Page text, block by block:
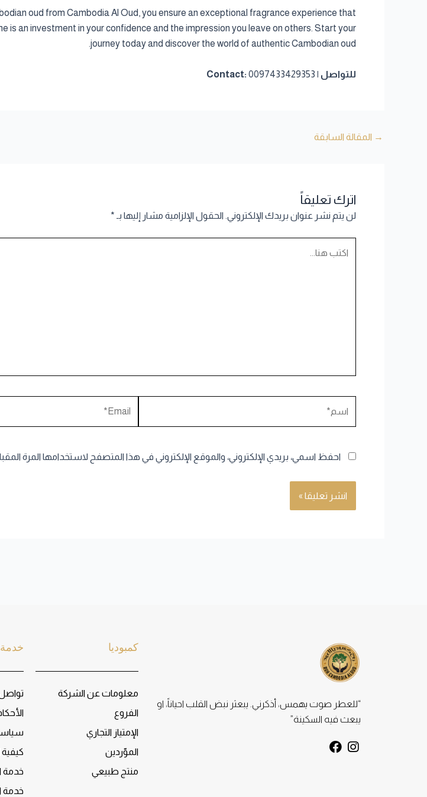
oud from Cambodia Al Oud, you ensure an exceptional fragrance experience that
is an investment in your confidence and the impression you leave on others. Start your
journey today and discover the world of authentic Cambodian oud.
للتواصل | Contact: 0097433429353
→ المقالة السابقة
اترك تعليقاً
لن يتم نشر عنوان بريدك الإلكتروني. الحقول الإلزامية مشار إليها بـ *
هنا...
احفظ اسمي، بريدي الإلكتروني، والموقع الإلكتروني في هذا المتصفح لاستخدامها المرة
“للعطر صوت يهمس، أذكرني. يبعثر نبض القلب احياناً، او
يبعث فيه السكينة”
I
F
a
كمبوديا
معلومات عن الشركة
الفروع
الإمتياز التجاري
الموّردين
منتج طبيعي
خدمة
خدمة
خدمة